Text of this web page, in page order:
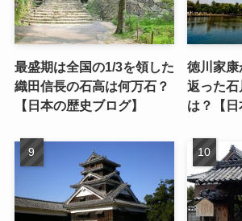
最盛期は全国の1/3を領した
織田信長の石高は何万石？
【日本の歴史ブログ】
徳川家
返った石
は？【日